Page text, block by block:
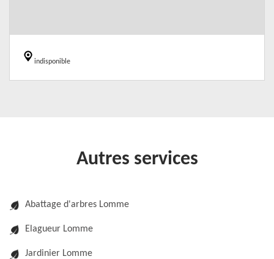
indisponible
Autres services
Abattage d'arbres Lomme
Elagueur Lomme
Jardinier Lomme